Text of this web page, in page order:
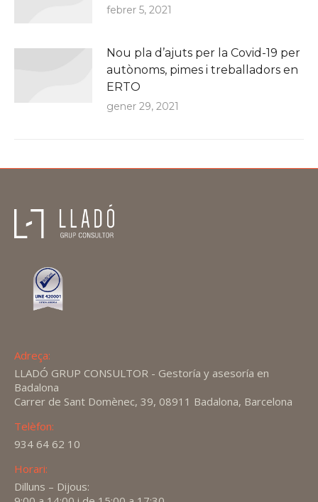
febrer 5, 2021
Nou pla d’ajuts per la Covid-19 per
autònoms, pimes i treballadors en
ERTO
gener 29, 2021
Adreça:
LLADÓ GRUP CONSULTOR - Gestoría y asesoría en
Badalona
Carrer de Sant Domènec, 39, 08911 Badalona, Barcelona
Telèfon:
934 64 62 10
Horari:
Dilluns – Dijous: